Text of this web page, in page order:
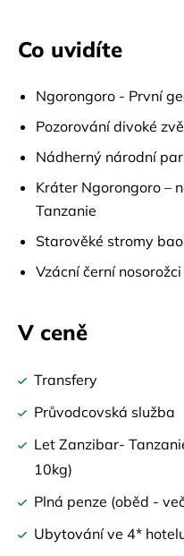
Co uvidíte
Ngorongoro - První
Pozorování divoké
Nádherný národní
Kráter Ngorongoro –
Tanzanie
Starověké stromy
Vzácní černí nosorožci
V ceně
Transfery
Průvodcovská služba
Let Zanzibar-
10kg)
Plná penze (oběd -
Ubytování ve 4*